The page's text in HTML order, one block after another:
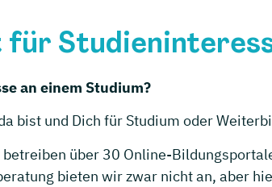
für
an einem Studium?
bist und Dich für Studium oder
betreiben über 30 Online-
bieten wir zwar nicht an, aber